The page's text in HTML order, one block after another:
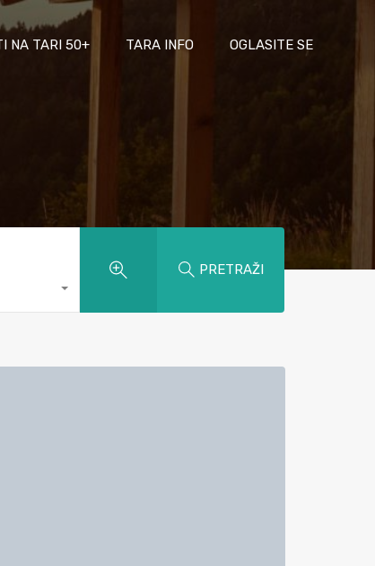
NA TARI 50+ TARA INFO OGLASITE SE
PRETRAŽI